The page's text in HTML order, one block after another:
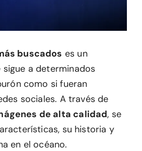
buscados es un
a determinados
como si fueran
sociales. A través de
de alta calidad, se
su historia y
en el océano.